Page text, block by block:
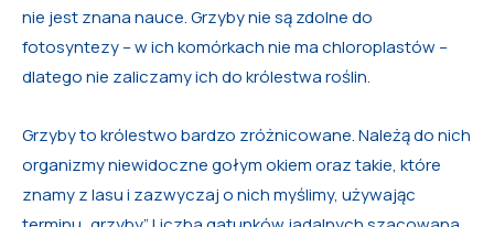
nie jest znana nauce. Grzyby nie są zdolne do
fotosyntezy – w ich komórkach nie ma chloroplastów –
dlatego nie zaliczamy ich do królestwa roślin.
Grzyby to królestwo bardzo zróżnicowane. Należą do nich
organizmy niewidoczne gołym okiem oraz takie, które
znamy z lasu i zazwyczaj o nich myślimy, używając